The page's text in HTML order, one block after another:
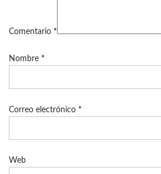
Comentario *
Nombre *
Correo electrónico *
Web